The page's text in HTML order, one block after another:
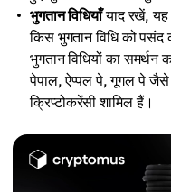
भुगतान विधियाँयाद रखें, यह
किस भुगतान विधि को
भुगतान विधियों का
पेपाल, ऐप्पल पे, गूगल पे
क्रिप्टोकरेंसी शामिल हैं।